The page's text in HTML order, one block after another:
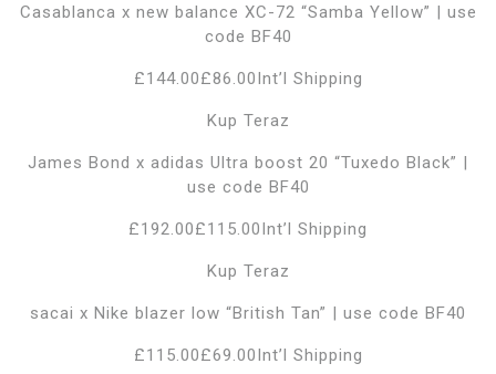
Casablanca x new balance XC-72 “Samba Yellow” | use
code BF40
£144.00£86.00Int’l Shipping
Kup Teraz
James Bond x adidas Ultra boost 20 “Tuxedo Black” |
use code BF40
£192.00£115.00Int’l Shipping
Kup Teraz
sacai x Nike blazer low “British Tan” | use code BF40
£115.00£69.00Int’l Shipping